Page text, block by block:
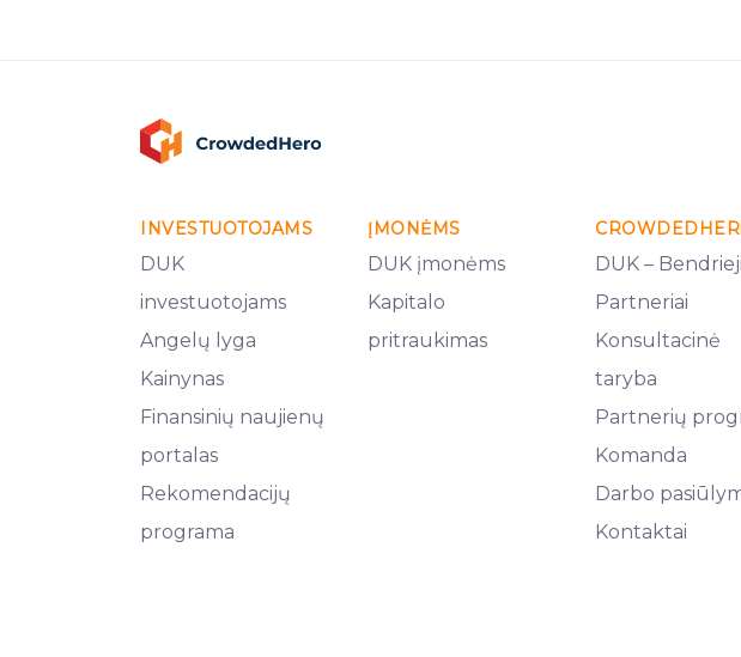
INVESTUOTOJAMS
DUK
investuotojams
Angelų lyga
Kainynas
Finansinių naujienų
portalas
Rekomendacijų
programa
ĮMONĖMS
DUK įmonėms
Kapitalo
pritraukimas
DUK – Bendrieji
Partneriai
Konsultacinė
taryba
Partnerių
Komanda
Darbo
Kontaktai